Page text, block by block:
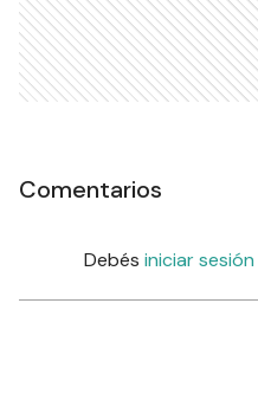
Comentarios
Debés iniciar sesión